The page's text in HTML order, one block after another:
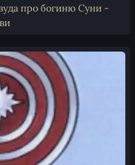
про богиню Суни -